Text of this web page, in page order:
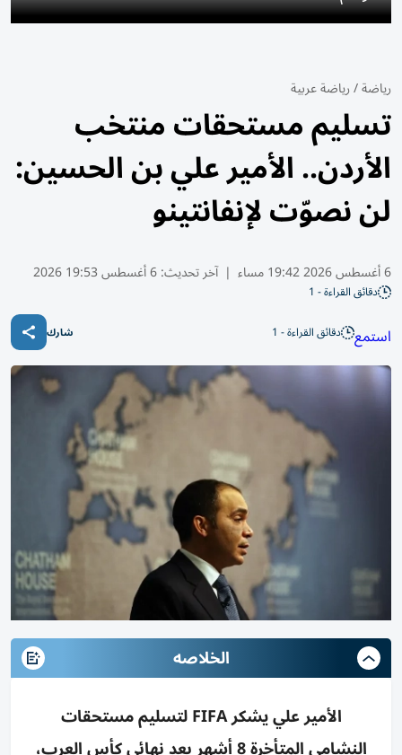
رياضة/رياضة عربية
تسليم مستحقات منتخب
الأردن.. الأمير علي بن الحسين:
لن نصوّت لإنفانتينو
6 أغسطس 2026 19:42 مساء | آخر تحديث:6 أغسطس 19:53 2026
دقائق القراءة - 1
استمع دقائق القراءة - 1 شارك
الخلاصه
الأمير علي يشكر FIFA لتسليم مستحقات